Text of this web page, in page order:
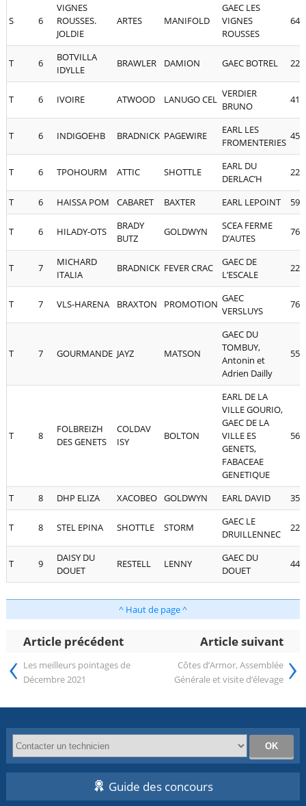
S 6
VIGNES
ROUSSES.
JOLDIE
ARTES MANIFOLD
GAEC LES
VIGNES
ROUSSES
64
T 6
BOTVILLA
IDYLLE
BRAWLER DAMION GAEC BOTREL 22
T 6 IVOIRE ATWOOD LANUGO CEL VERDIER
BRUNO
41
T 6 INDIGOEHB BRADNICK PAGEWIRE
EARL LES
FROMENTERIES
45
T 6 TPOHOURM ATTIC SHOTTLE
EARL DU
DERLAC’H
22
T 6 HAISSA POM CABARET BAXTER EARL LEPOINT 59
T 6 HILADY-OTS
BRADY
BUTZ
GOLDWYN
SCEA FERME
D’AUTES
76
T 7
MICHARD
ITALIA
BRADNICK FEVER CRAC
GAEC DE
L’ESCALE
22
T 7 VLS-HARENA BRAXTON PROMOTION GAEC
VERSLUYS
76
T 7 GOURMANDE JAYZ MATSON
GAEC DU
TOMBUY,
Antonin et
Adrien Dailly
55
T 8
FOLBREIZH
DES GENETS
COLDAV
ISY
BOLTON
EARL DE LA
VILLE GOURIO,
GAEC DE LA
VILLE ES
GENETS,
FABACEAE
GENETIQUE
56
T 8 DHP ELIZA XACOBEO GOLDWYN EARL DAVID 35
T 8 STEL EPINA SHOTTLE STORM
GAEC LE
DRUILLENNEC
22
T 9
DAISY DU
DOUET
RESTELL LENNY
GAEC DU
DOUET
44
^ Haut de page ^
Article précédent Article suivant
‹ Les meilleurs pointages de
Décembre 2021
Côtes d’Armor, Assemblée
Générale et visite d’élevage ›
Guide des concours